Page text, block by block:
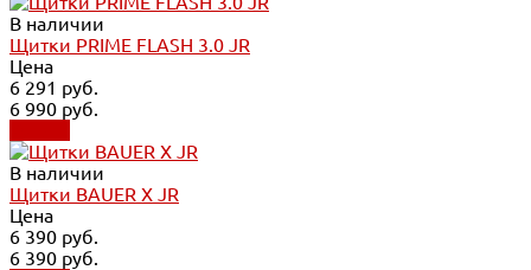
В наличии
Щитки PRIME FLASH 3.0 JR
Цена
6 291 руб.
6 990 руб.
В наличии
Щитки BAUER X JR
Цена
6 390 руб.
6 390 руб.